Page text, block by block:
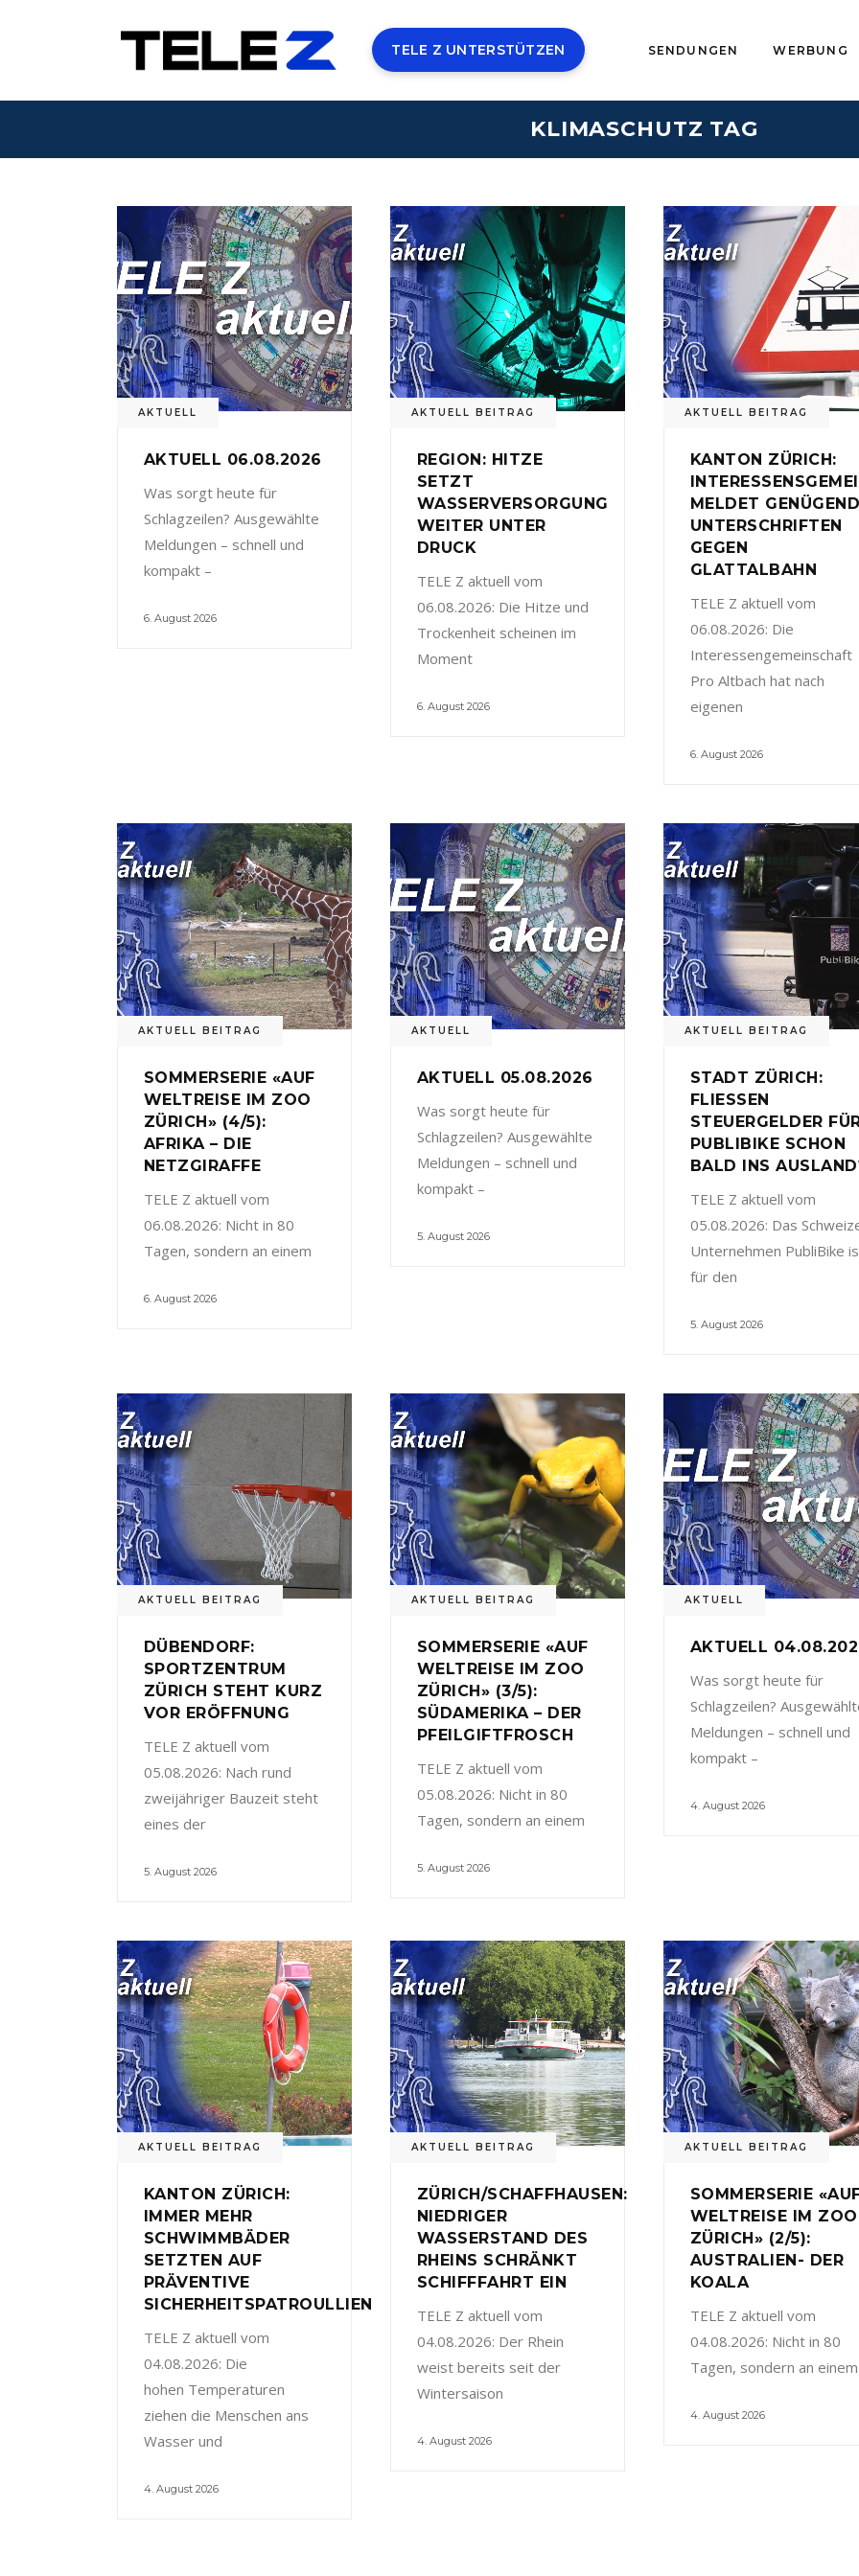
TELE Z UNTERSTÜTZEN SENDUNGEN WERBUNG
KLIMASCHUTZ TAG
AKTUELL
AKTUELL 06.08.2026
Was sorgt heute für
Schlagzeilen? Ausgewählte
Meldungen – schnell und
kompakt –
6. August 2026
AKTUELL BEITRAG
REGION: HITZE
SETZT
WASSERVERSORGUNG
WEITER UNTER
DRUCK
TELE Z aktuell vom
06.08.2026: Die Hitze und
Trockenheit scheinen im
Moment
6. August 2026
AKTUELL BEITRAG
KANTON ZÜRICH:
MELDET
UNTERSCHRIFTEN
GEGEN
GLATTALBAHN
TELE Z aktuell vom
06.08.2026: Die
Interessengemeinschaft
Pro Altbach hat nach
eigenen
6. August 2026
AKTUELL BEITRAG
SOMMERSERIE «AUF
WELTREISE IM ZOO
ZÜRICH» (4/5):
AFRIKA – DIE
NETZGIRAFFE
TELE Z aktuell vom
06.08.2026: Nicht in 80
Tagen, sondern an einem
6. August 2026
AKTUELL
AKTUELL 05.08.2026
Was sorgt heute für
Schlagzeilen? Ausgewählte
Meldungen – schnell und
kompakt –
5. August 2026
AKTUELL BEITRAG
STADT ZÜRICH:
FLIESSEN
STEUERGELDER
PUBLIBIKE SCHON
BALD INS
TELE Z aktuell vom
05.08.2026: Das
Unternehmen PubliBike
für den
5. August 2026
AKTUELL BEITRAG
DÜBENDORF:
SPORTZENTRUM
ZÜRICH STEHT KURZ
VOR ERÖFFNUNG
TELE Z aktuell vom
05.08.2026: Nach rund
zweijähriger Bauzeit steht
eines der
5. August 2026
AKTUELL BEITRAG
SOMMERSERIE «AUF
WELTREISE IM ZOO
ZÜRICH» (3/5):
SÜDAMERIKA – DER
PFEILGIFTFROSCH
TELE Z aktuell vom
05.08.2026: Nicht in 80
Tagen, sondern an einem
5. August 2026
AKTUELL
AKTUELL
Was sorgt heute für
Schlagzeilen?
Meldungen – schnell und
kompakt –
4. August 2026
AKTUELL BEITRAG
KANTON ZÜRICH:
IMMER MEHR
SCHWIMMBÄDER
SETZTEN AUF
PRÄVENTIVE
SICHERHEITSPATROULLIEN
TELE Z aktuell vom
04.08.2026: Die
hohen Temperaturen
ziehen die Menschen ans
Wasser und
4. August 2026
AKTUELL BEITRAG
ZÜRICH/SCHAFFHAUSEN:
NIEDRIGER
WASSERSTAND DES
RHEINS SCHRÄNKT
SCHIFFFAHRT EIN
TELE Z aktuell vom
04.08.2026: Der Rhein
weist bereits seit der
Wintersaison
4. August 2026
AKTUELL BEITRAG
SOMMERSERIE
WELTREISE IM ZOO
ZÜRICH» (2/5):
AUSTRALIEN- DER
KOALA
TELE Z aktuell vom
04.08.2026: Nicht in 80
Tagen, sondern an einem
4. August 2026